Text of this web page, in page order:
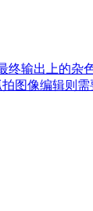
输出上的
图像编辑则